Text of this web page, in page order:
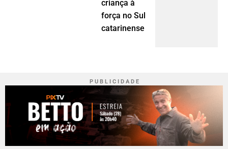
criança à
força no Sul
catarinense
P U B L I C I D A D E